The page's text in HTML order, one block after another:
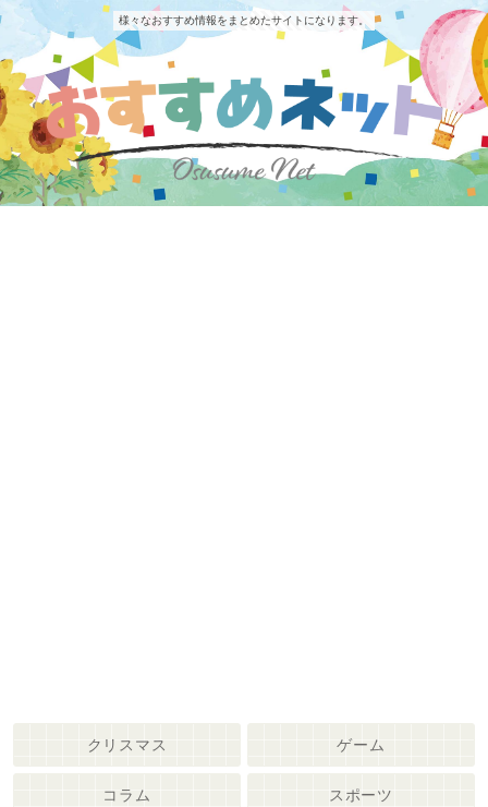
様々なおすすめ情報をまとめたサイトになります。
クリスマス ゲーム
コラム スポーツ